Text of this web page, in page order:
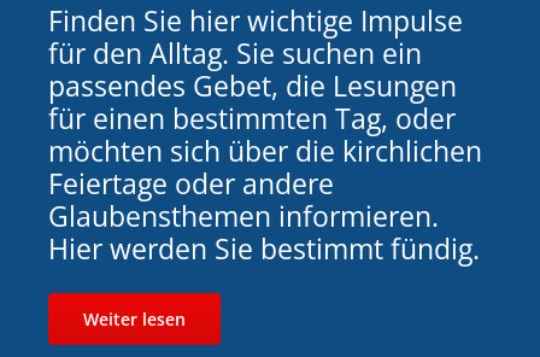
Finden Sie hier wichtige Impulse
für den Alltag. Sie suchen ein
passendes Gebet, die Lesungen
für einen bestimmten Tag, oder
möchten sich über die kirchlichen
Feiertage oder andere
Glaubensthemen informieren.
Hier werden Sie bestimmt fündig.
Weiter lesen